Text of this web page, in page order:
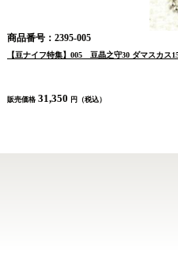
商品番号：2395-005
【豆ナイフ特集】005 豆晶之守30 ダマスカ
販売価格 31,350 円（税込）